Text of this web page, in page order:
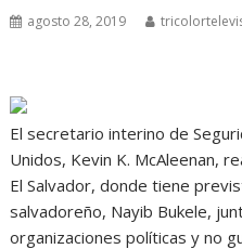
agosto 28, 2019
El secretario interino de
Unidos, Kevin K. McAleenan,
El Salvador, donde tiene
salvadoreño, Nayib Bukele,
organizaciones políticas y no